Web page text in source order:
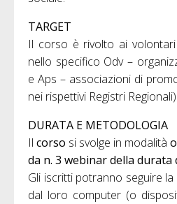
TARGET
Il corso è rivolto ai volontari
nello specifico Odv –
e Aps – associazioni di
nei rispettivi Registri Regionali).
DURATA E METODOLOGIA
Il corso si svolge in modalità
da n. 3 webinar della durata
Gli iscritti potranno seguire
dal loro computer (o